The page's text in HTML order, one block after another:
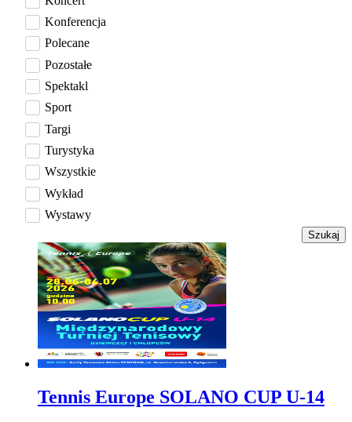
Konferencja
Polecane
Pozostałe
Spektakl
Sport
Targi
Turystyka
Wszystkie
Wykład
Wystawy
Szukaj
Tennis Europe SOLANO CUP U-14